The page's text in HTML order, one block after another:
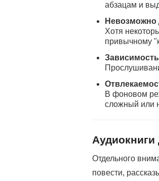
абзацам и
Невозможно
Хотя
привычному
В фоновом
сложный или
Аудиокниги
Отдельного
повести,